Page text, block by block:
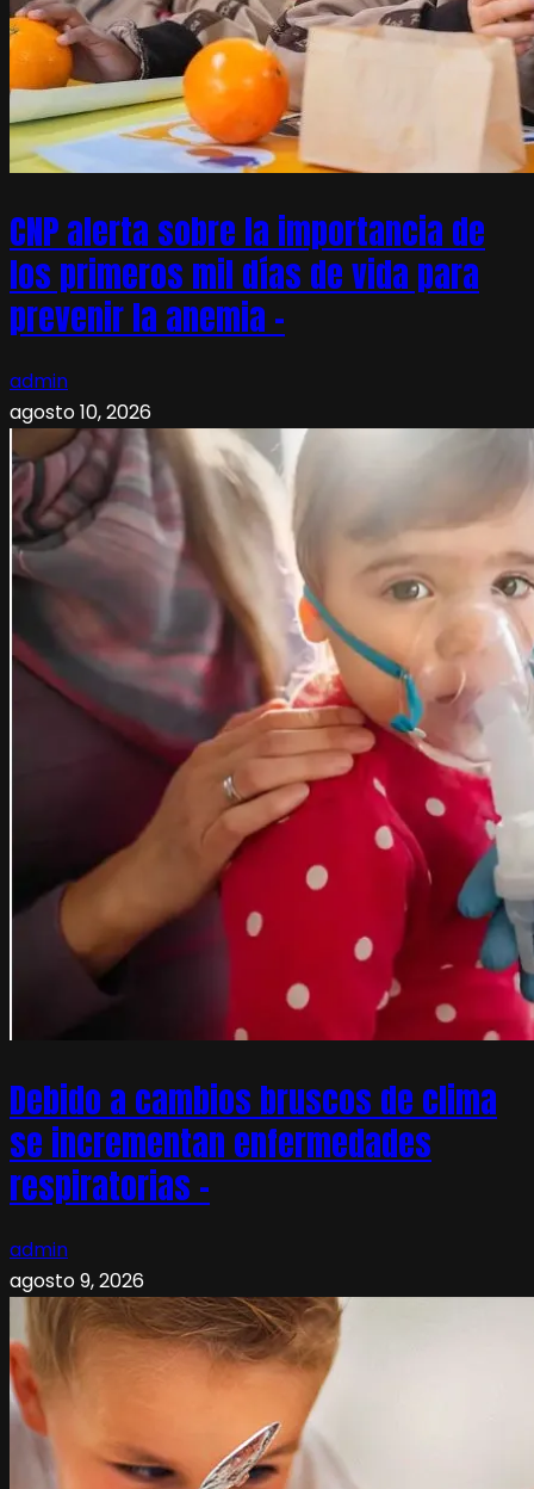
CNP alerta sobre la importancia de
los primeros mil días de vida para
prevenir la anemia –
admin
agosto 10, 2026
Debido a cambios bruscos de clima
se incrementan enfermedades
respiratorias –
admin
agosto 9, 2026